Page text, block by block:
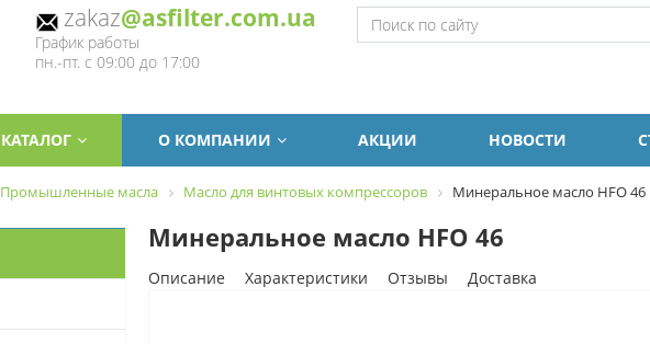
zakaz@asfilter.com.ua
График работы
пн.-пт. с 09:00 до 17:00
КАТАЛОГ О КОМПАНИИ АКЦИИ НОВОСТИ
Промышленные масла Масло для винтовых компрессоров Минеральное масло HFO 46
Минеральное масло HFO 46
Описание Характеристики Отзывы
Доставка